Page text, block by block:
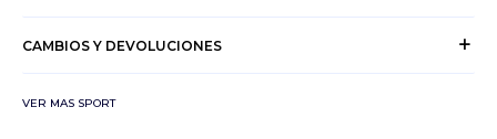
CAMBIOS Y DEVOLUCIONES
VER MAS SPORT